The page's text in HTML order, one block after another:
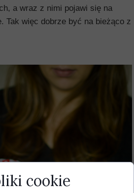
a wraz z nimi pojawi się na
Tak więc dobrze być na bieżąco z
cookie